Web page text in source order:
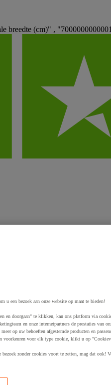
breedte (cm)" ,
u een bezoek aan onze website op maat te bieden!
en doorgaan" te klikken, kan ons platform via
en onze internetpartners de prestaties van
op uw behoeften afgestemde producten en
voorkeuren voor elk type cookie, klikt u op
zonder cookies voort te zetten, mag dat ook!